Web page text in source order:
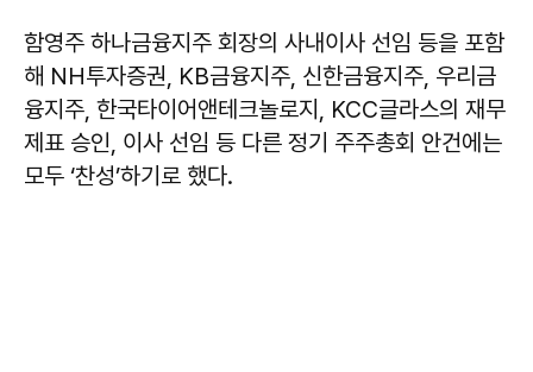
함영주 하나금융지주 회장의 사내이사 선임 등을 포함
해 NH투자증권, KB금융지주, 신한금융지주, 우리금
융지주, 한국타이어앤테크놀로지, KCC글라스의 재무
제표 승인, 이사 선임 등 다른 정기 주주총회 안건에는
모두 ‘찬성’하기로 했다.